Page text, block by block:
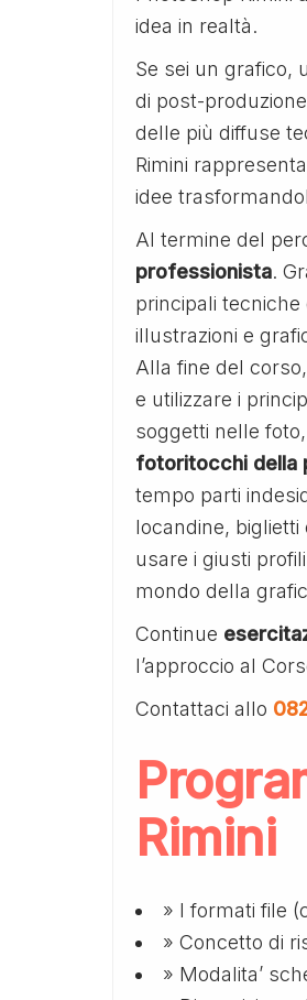
idea in realtà.
Se sei un grafico,
di post-
delle più diffuse
Rimini
idee
Al termine del
professionista.
principali
illustrazioni e
Alla fine del
e utilizzare i
soggetti nelle
fotoritocchi della
tempo parti
locandine,
usare i giusti
mondo della
Continue
l’approccio al
Contattaci allo
Rimini
» I formati file
» Concetto di
» Modalita’